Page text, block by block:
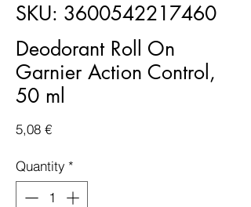
SKU: 3600542217460
Deodorant Roll On
Garnier Action Control,
50 ml
5,08 €Price
Quantity *